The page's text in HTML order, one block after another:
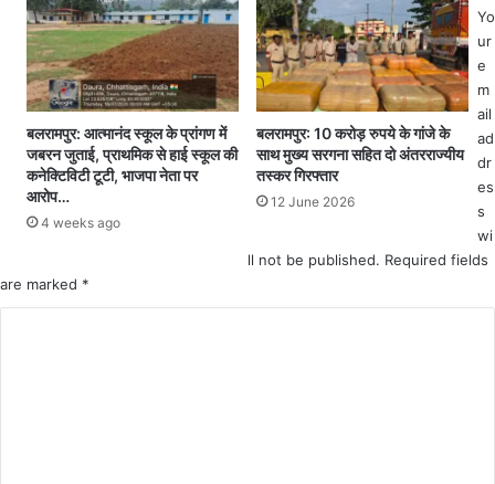
छ
त्ती
स
ग
ढ़
के
सां
स
दों
के
रा
के
ट
र
के
1
0
0
प
दों
जा
बलरामपुर: आत्मानंद स्कूल के प्रांगण में
जबरन जुताई, प्राथमिक से हाई स्कूल की
कनेक्टिविटी टूटी, भाजपा नेता पर
आरोप…
4 weeks ago
बलरामपुर: 10 करोड़ रुपये के गांजे के
साथ मुख्य सरगना सहित दो अंतरराज्यीय
तस्कर गिरफ्तार
12 June 2026
Yo
ur
e
m
ail
ad
dr
es
s
wi
ll not be published. Required fields
are marked *